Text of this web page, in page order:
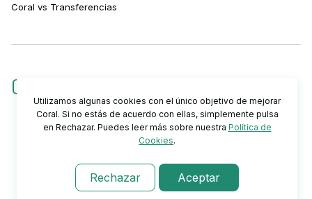
Coral vs Transferencias
Utilizamos algunas cookies con el único objetivo de mejorar
Coral. Si no estás de acuerdo con ellas, simplemente pulsa
en Rechazar. Puedes leer más sobre nuestra Política de
Cookies.
Rechazar Aceptar